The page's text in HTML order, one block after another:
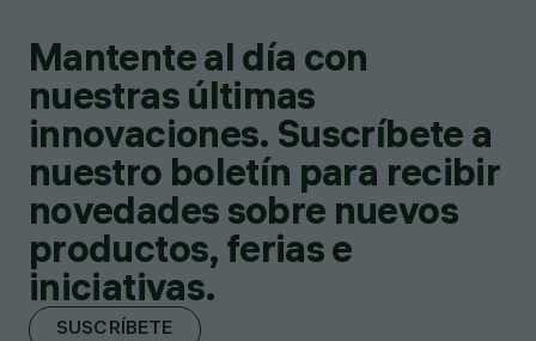
Mantente al día con
nuestras últimas
innovaciones. Suscríbete a
nuestro boletín para recibir
novedades sobre nuevos
productos, ferias e
iniciativas.
SUSCRÍBETE